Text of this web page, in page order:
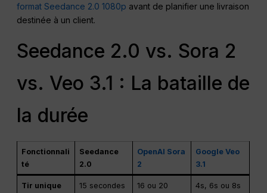
format Seedance 2.0 1080p avant de planifier une livraison
destinée à un client.
Seedance 2.0 vs. Sora 2
vs. Veo 3.1 : La bataille de
la durée
Fonctionnali
té
Seedance
2.0
OpenAI Sora
2
Google Veo
3.1
Tir unique
15 secondes
16 ou 20
4s, 6s ou 8s